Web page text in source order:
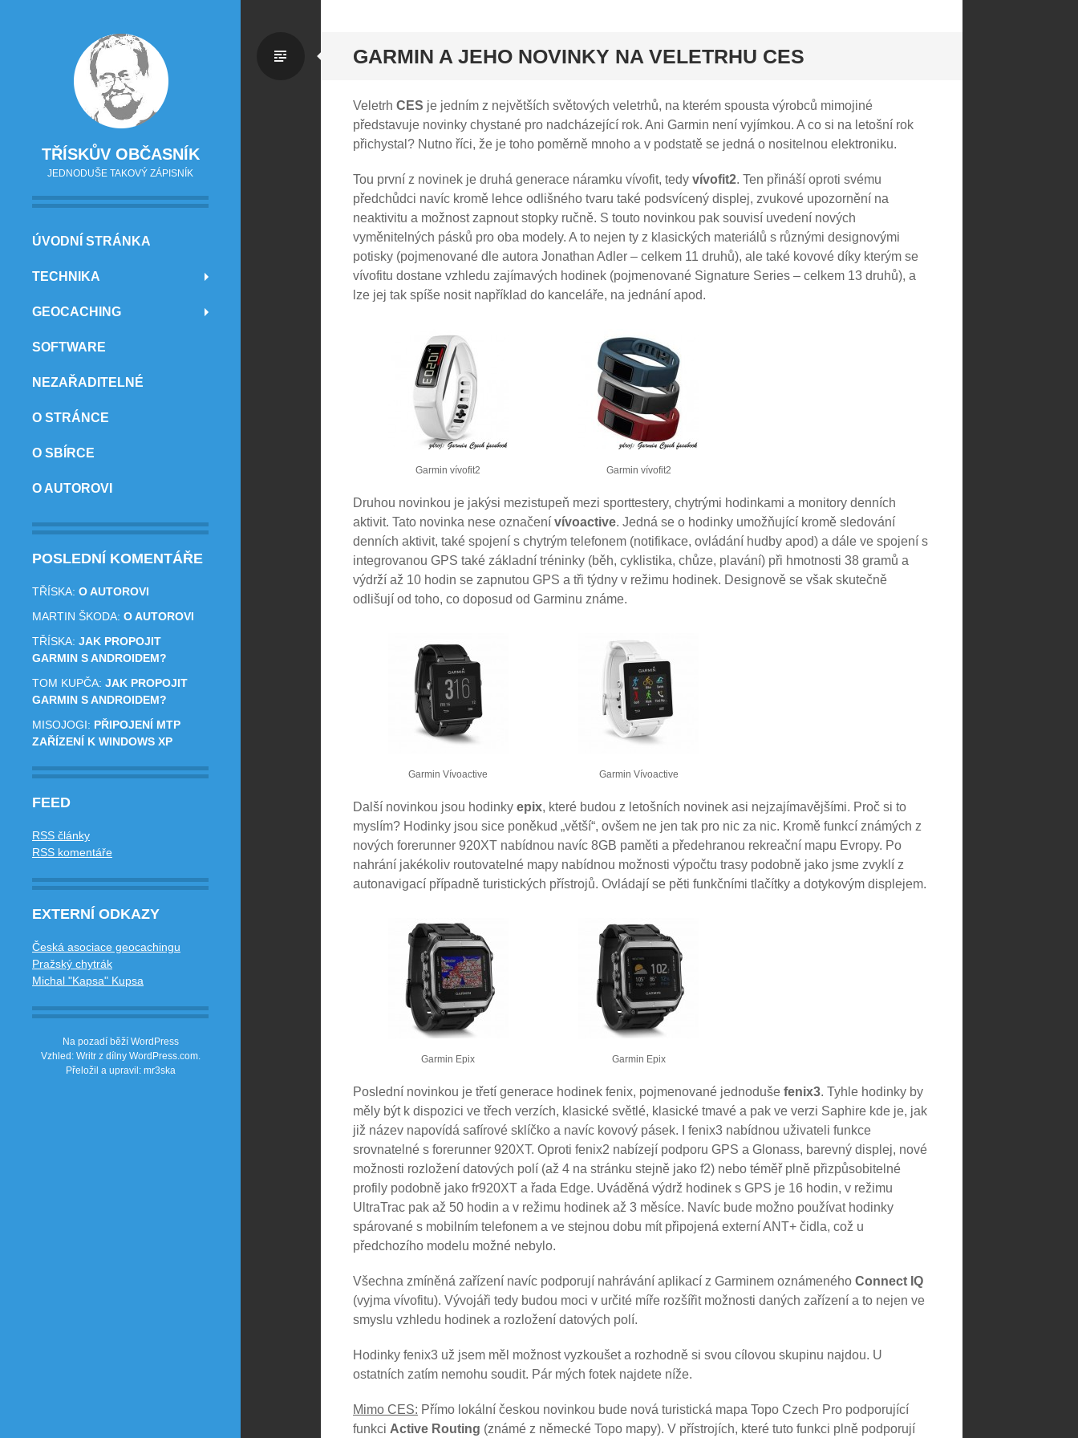
TŘÍSKŮV OBČASNÍK
JEDNODUŠE TAKOVÝ ZÁPISNÍK
PŘEJÍT NA OBSAH
ÚVODNÍ STRÁNKA
TECHNIKA
GEOCACHING
SOFTWARE
NEZAŘADITELNÉ
O STRÁNCE
O SBÍRCE
O AUTOROVI
POSLEDNÍ KOMENTÁŘE
TŘÍSKA: O AUTOROVI
MARTIN ŠKODA: O AUTOROVI
TŘÍSKA: JAK PROPOJIT
GARMIN S ANDROIDEM?
TOM KUPČA: JAK PROPOJIT
GARMIN S ANDROIDEM?
MISOJOGI: PŘIPOJENÍ MTP
ZAŘÍZENÍ K WINDOWS XP
FEED
RSS články
RSS komentáře
EXTERNÍ ODKAZY
Česká asociace geocachingu
Pražský chytrák
Michal "Kapsa" Kupsa
Na pozadí běží WordPress
Vzhled: Writr z dílny WordPress.com.
Přeložil a upravil: mr3ska
GARMIN A JEHO NOVINKY NA VELETRHU CES
Standart
Veletrh CES je jedním z největších světových veletrhů, na kterém spousta výrobců mimojiné
představuje novinky chystané pro nadcházející rok. Ani Garmin není vyjímkou. A co si na letošní rok
přichystal? Nutno říci, že je toho poměrně mnoho a v podstatě se jedná o nositelnou elektroniku.
Tou první z novinek je druhá generace náramku vívofit, tedy vívofit2. Ten přináší oproti svému
předchůdci navíc kromě lehce odlišného tvaru také podsvícený displej, zvukové upozornění na
neaktivitu a možnost zapnout stopky ručně. S touto novinkou pak souvisí uvedení nových
vyměnitelných pásků pro oba modely. A to nejen ty z klasických materiálů s různými designovými
potisky (pojmenované dle autora Jonathan Adler – celkem 11 druhů), ale také kovové díky kterým se
vívofitu dostane vzhledu zajímavých hodinek (pojmenované Signature Series – celkem 13 druhů), a
lze jej tak spíše nosit například do kanceláře, na jednání apod.
Garmin vívofit2 Garmin vívofit2
Druhou novinkou je jakýsi mezistupeň mezi sporttestery, chytrými hodinkami a monitory denních
aktivit. Tato novinka nese označení vívoactive. Jedná se o hodinky umožňující kromě sledování
denních aktivit, také spojení s chytrým telefonem (notifikace, ovládání hudby apod) a dále ve spojení s
integrovanou GPS také základní tréninky (běh, cyklistika, chůze, plavání) při hmotnosti 38 gramů a
výdrží až 10 hodin se zapnutou GPS a tři týdny v režimu hodinek. Designově se však skutečně
odlišují od toho, co doposud od Garminu známe.
Garmin Vívoactive Garmin Vívoactive
Další novinkou jsou hodinky epix, které budou z letošních novinek asi nejzajímavějšími. Proč si to
myslím? Hodinky jsou sice poněkud „větší“, ovšem ne jen tak pro nic za nic. Kromě funkcí známých z
nových forerunner 920XT nabídnou navíc 8GB paměti a předehranou rekreační mapu Evropy. Po
nahrání jakékoliv routovatelné mapy nabídnou možnosti výpočtu trasy podobně jako jsme zvyklí z
autonavigací případně turistických přístrojů. Ovládají se pěti funkčními tlačítky a dotykovým displejem.
Garmin Epix Garmin Epix
Poslední novinkou je třetí generace hodinek fenix, pojmenované jednoduše fenix3. Tyhle hodinky by
měly být k dispozici ve třech verzích, klasické světlé, klasické tmavé a pak ve verzi Saphire kde je, jak
již název napovídá safírové sklíčko a navíc kovový pásek. I fenix3 nabídnou uživateli funkce
srovnatelné s forerunner 920XT. Oproti fenix2 nabízejí podporu GPS a Glonass, barevný displej, nové
možnosti rozložení datových polí (až 4 na stránku stejně jako f2) nebo téměř plně přizpůsobitelné
profily podobně jako fr920XT a řada Edge. Uváděná výdrž hodinek s GPS je 16 hodin, v režimu
UltraTrac pak až 50 hodin a v režimu hodinek až 3 měsíce. Navíc bude možno používat hodinky
spárované s mobilním telefonem a ve stejnou dobu mít připojená externí ANT+ čidla, což u
předchozího modelu možné nebylo.
Všechna zmíněná zařízení navíc podporují nahrávání aplikací z Garminem oznámeného Connect IQ
(vyjma vívofitu). Vývojáři tedy budou moci v určité míře rozšířit možnosti daných zařízení a to nejen ve
smyslu vzhledu hodinek a rozložení datových polí.
Hodinky fenix3 už jsem měl možnost vyzkoušet a rozhodně si svou cílovou skupinu najdou. U
ostatních zatím nemohu soudit. Pár mých fotek najdete níže.
Mimo CES: Přímo lokální českou novinkou bude nová turistická mapa Topo Czech Pro podporující
funkci Active Routing (známé z německé Topo mapy). V přístrojích, které tuto funkci plně podporují